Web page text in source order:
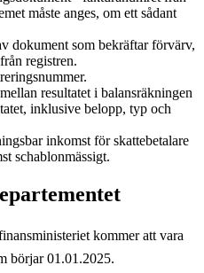
måste anges, om ett sådant
dokument som bekräftar förvärv,
registren.
resultatet i balansräkningen
inklusive belopp, typ och
inkomst för skattebetalare
schablonmässigt.
kommer att vara
börjar 01.01.2025.